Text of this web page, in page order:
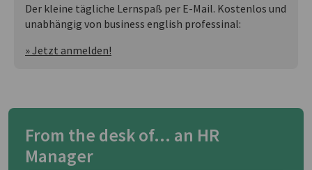
Der kleine tägliche Lernspaß per E-Mail. Kostenlos und
unabhängig von business english professinal:
» Jetzt anmelden!
From the desk of... an HR
Manager